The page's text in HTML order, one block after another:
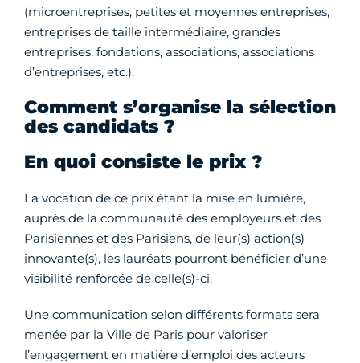
(microentreprises, petites et moyennes entreprises,
entreprises de taille intermédiaire, grandes
entreprises, fondations, associations, associations
d’entreprises, etc.).
Comment s’organise la sélection
des candidats ?
En quoi consiste le prix ?
La vocation de ce prix étant la mise en lumière,
auprès de la communauté des employeurs et des
Parisiennes et des Parisiens, de leur(s) action(s)
innovante(s), les lauréats pourront bénéficier d’une
visibilité renforcée de celle(s)-ci.
Une communication selon différents formats sera
menée par la Ville de Paris pour valoriser
l’engagement en matière d’emploi des acteurs